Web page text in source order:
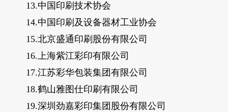
13.中国印刷技术协会
14.中国印刷及设备器材工业协会
15.北京盛通印刷股份有限公司
16.上海紫江彩印有限公司
17.江苏彩华包装集团有限公司
18.鹤山雅图仕印刷有限公司
19.深圳劲嘉彩印集团股份有限公司